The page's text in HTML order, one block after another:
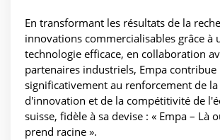
En transformant les résultats de la
innovations commercialisables grâce à
technologie efficace, en collaboration
partenaires industriels, Empa contribue
significativement au renforcement de la
d'innovation et de la compétitivité de
suisse, fidèle à sa devise : « Empa – Là
prend racine ».